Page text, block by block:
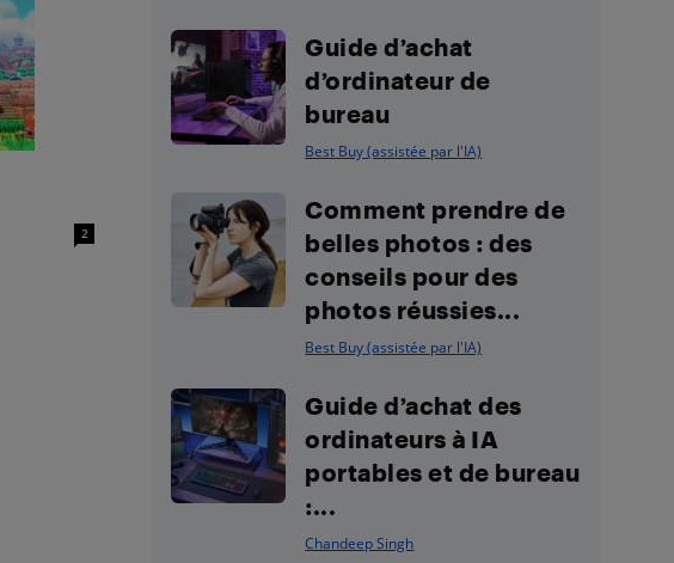
2
Guide d’achat
d’ordinateur de
bureau
Best Buy (assistée par l'IA)
Comment prendre de
belles photos : des
conseils pour des
photos réussies...
Best Buy (assistée par l'IA)
Guide d’achat des
ordinateurs à IA
portables et de bureau
:...
Chandeep Singh